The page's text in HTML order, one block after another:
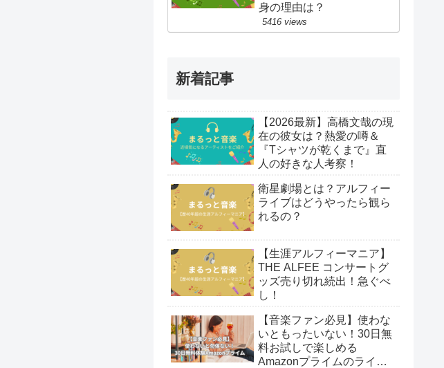
身の理由は？
5416 views
新着記事
【2026最新】高橋文哉の現
在の彼女は？熱愛の噂＆
『Tシャツが乾くまで』直
人の好きな人考察！
衛星劇場とは？アルフィー
ライブはどうやったら観ら
れるの？
【生涯アルフィーマニア】
THE ALFEE コンサートグ
ッズ売り切れ続出！急ぐべ
し！
【音楽ファン必見】使わな
いともったいない！30日無
料お試しで楽しめる
Amazonプライムのライブ